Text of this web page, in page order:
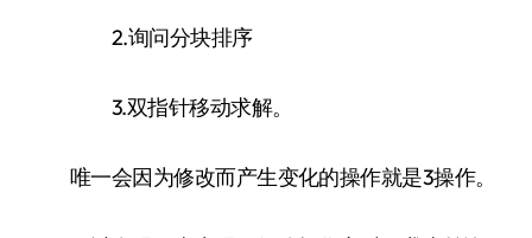
2.询问分块排序
3.双指针移动求解。
唯一会因为修改而产生变化的操作就是3操作。